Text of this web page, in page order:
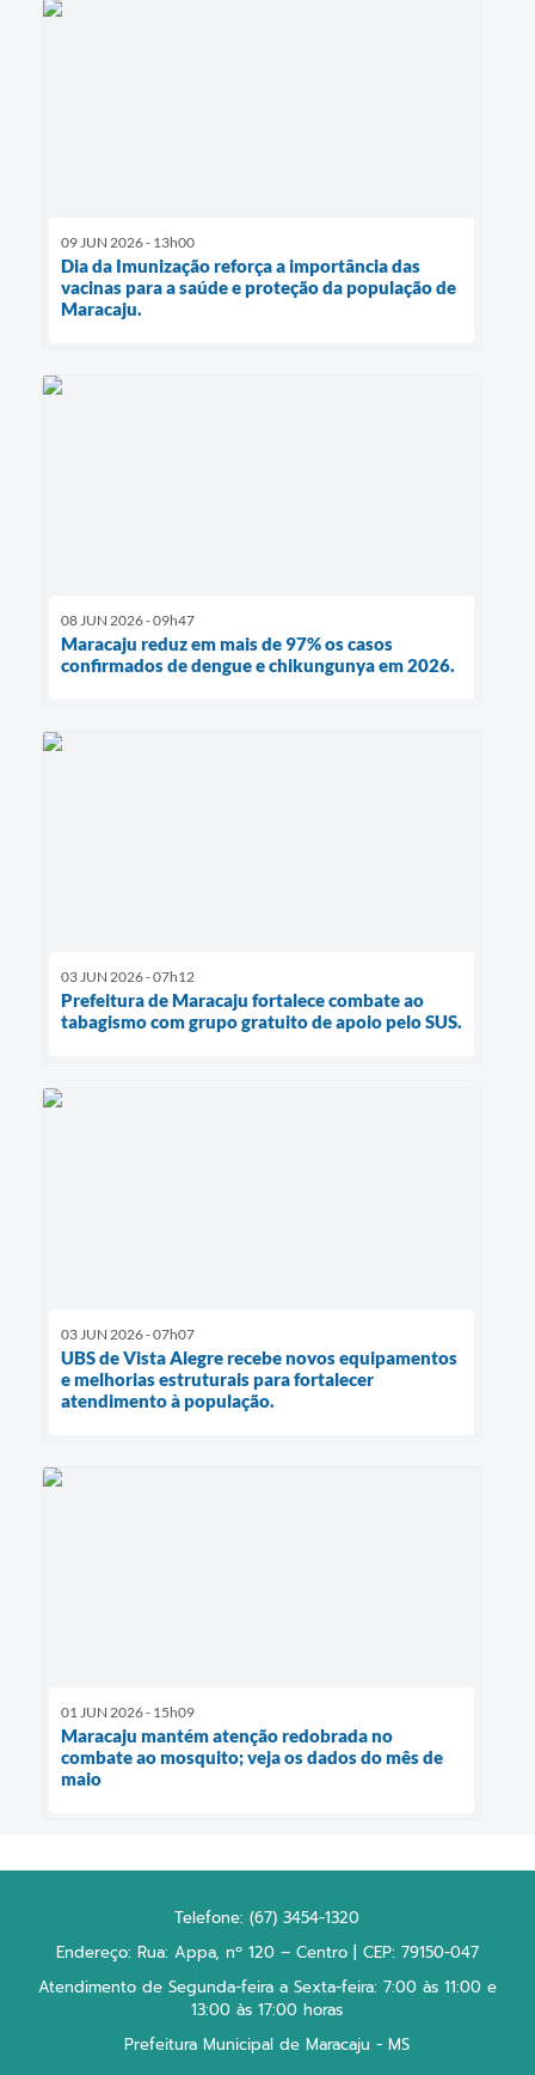
09 JUN 2026 - 13h00
Dia da Imunização reforça a importância das
vacinas para a saúde e proteção da população de
Maracaju.
08 JUN 2026 - 09h47
Maracaju reduz em mais de 97% os casos
confirmados de dengue e chikungunya em 2026.
03 JUN 2026 - 07h12
Prefeitura de Maracaju fortalece combate ao
tabagismo com grupo gratuito de apoio pelo SUS.
03 JUN 2026 - 07h07
UBS de Vista Alegre recebe novos equipamentos
e melhorias estruturais para fortalecer
atendimento à população.
01 JUN 2026 - 15h09
Maracaju mantém atenção redobrada no
combate ao mosquito; veja os dados do mês de
maio
Telefone: (67) 3454-1320
Endereço: Rua: Appa, nº 120 – Centro | CEP: 79150-047
Atendimento de Segunda-feira a Sexta-feira: 7:00 às 11:00 e
13:00 às 17:00 horas
Prefeitura Municipal de Maracaju - MS